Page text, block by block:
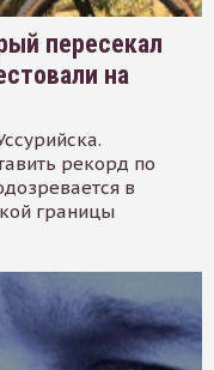
пересекал
на
рекорд по
в
границы